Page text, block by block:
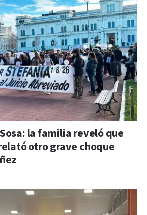
la familia reveló que
otro grave choque